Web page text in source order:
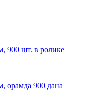
орамда 900 дана